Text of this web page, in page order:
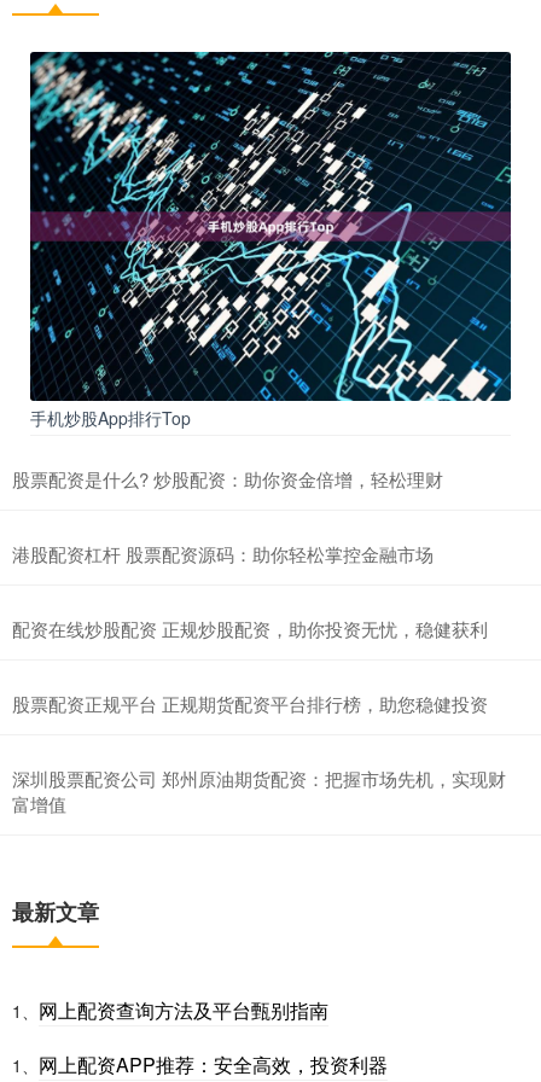
手机炒股App排行Top
股票配资是什么? 炒股配资：助你资金倍增，轻松理财
港股配资杠杆 股票配资源码：助你轻松掌控金融市场
配资在线炒股配资 正规炒股配资，助你投资无忧，稳健获利
股票配资正规平台 正规期货配资平台排行榜，助您稳健投资
深圳股票配资公司 郑州原油期货配资：把握市场先机，实现财
富增值
最新文章
1、 网上配资查询方法及平台甄别指南
1、 网上配资APP推荐：安全高效，投资利器